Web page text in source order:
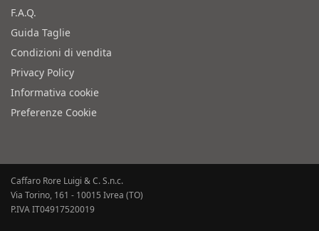
F.A.Q.
Guida Taglie
Condizioni di vendita
Privacy Policy
Informativa cookie
Preferenze Cookie
Caffaro Rore Luigi & C. S.n.c.
Via Torino, 161 - 10015 Ivrea (TO)
P.IVA IT04917520019